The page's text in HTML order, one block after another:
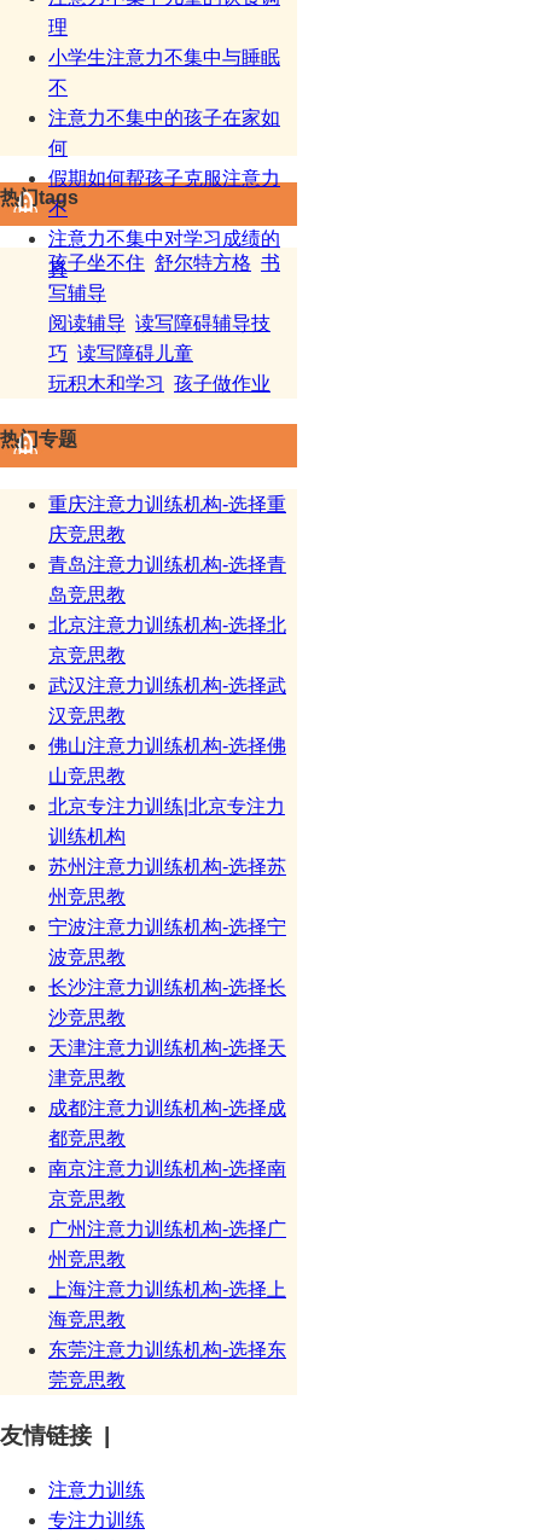
理
小学生注意力不集中与睡眠
不
注意力不集中的孩子在家如
何
假期如何帮孩子克服注意力
不
注意力不集中对学习成绩的
真
热门tags
孩子坐不住 舒尔特方格 书
写辅导
阅读辅导 读写障碍辅导技
巧 读写障碍儿童
玩积木和学习 孩子做作业
热门专题
重庆注意力训练机构-选择重
庆竞思教
青岛注意力训练机构-选择青
岛竞思教
北京注意力训练机构-选择北
京竞思教
武汉注意力训练机构-选择武
汉竞思教
佛山注意力训练机构-选择佛
山竞思教
北京专注力训练|北京专注力
训练机构
苏州注意力训练机构-选择苏
州竞思教
宁波注意力训练机构-选择宁
波竞思教
长沙注意力训练机构-选择长
沙竞思教
天津注意力训练机构-选择天
津竞思教
成都注意力训练机构-选择成
都竞思教
南京注意力训练机构-选择南
京竞思教
广州注意力训练机构-选择广
州竞思教
上海注意力训练机构-选择上
海竞思教
东莞注意力训练机构-选择东
莞竞思教
友情链接 |
注意力训练
专注力训练